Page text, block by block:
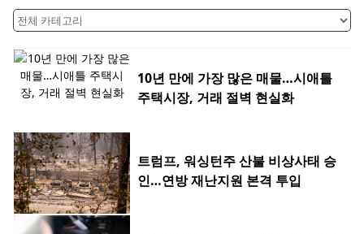
10년 만에 가장 많은 매물…시애틀
주택시장, 거래 절벽 현실화
트럼프, 워싱턴주 산불 비상사태 승
인…연방 재난지원 본격 투입